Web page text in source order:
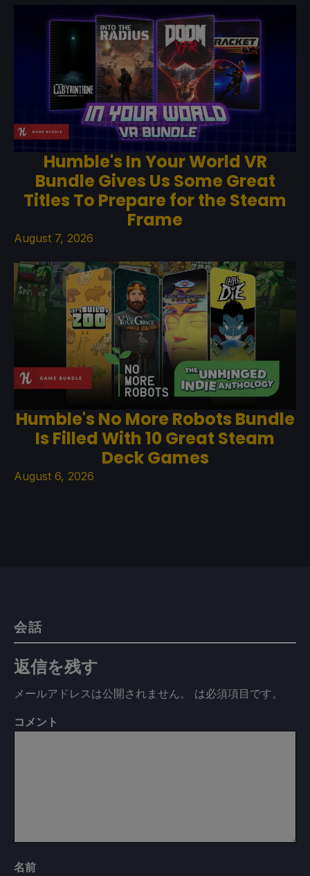
Humble's In Your World VR
Bundle Gives Us Some Great
Titles To Prepare for the Steam
Frame
August 7, 2026
Humble's No More Robots Bundle
Is Filled With 10 Great Steam
Deck Games
August 6, 2026
会話
返信を残す
メールアドレスは公開されません。 は必須項目です。
コメント
名前